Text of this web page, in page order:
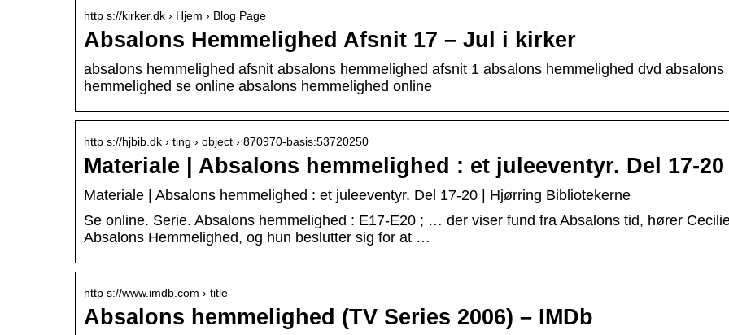
http s://kirker.dk › Hjem › Blog Page
Absalons Hemmelighed Afsnit 17 – Jul i kirker
absalons hemmelighed afsnit absalons hemmelighed afsnit 1 absalons hemmelighed dvd absalons
hemmelighed se online absalons hemmelighed online
http s://hjbib.dk › ting › object › 870970-basis:53720250
Materiale | Absalons hemmelighed : et juleeventyr. Del 17-20
Materiale | Absalons hemmelighed : et juleeventyr. Del 17-20 | Hjørring Bibliotekerne
Se online. Serie. Absalons hemmelighed : E17-E20 ; … der viser fund fra Absalons tid, hører
Absalons Hemmelighed, og hun beslutter sig for at …
http s://www.imdb.com › title
Absalons hemmelighed (TV Series 2006) – IMDb